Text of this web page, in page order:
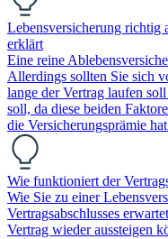
Lebensversicherung richtig
erklärt
Eine reine
Allerdings sollten Sie sich
lange der Vertrag laufen
soll, da diese beiden
die Versicherungsprämie
Wie funktioniert der
Wie Sie zu einer
Vertragsabschlusses
Vertrag wieder aussteigen